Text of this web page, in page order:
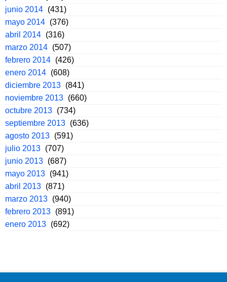
junio 2014 (431)
mayo 2014 (376)
abril 2014 (316)
marzo 2014 (507)
febrero 2014 (426)
enero 2014 (608)
diciembre 2013 (841)
noviembre 2013 (660)
octubre 2013 (734)
septiembre 2013 (636)
agosto 2013 (591)
julio 2013 (707)
junio 2013 (687)
mayo 2013 (941)
abril 2013 (871)
marzo 2013 (940)
febrero 2013 (891)
enero 2013 (692)